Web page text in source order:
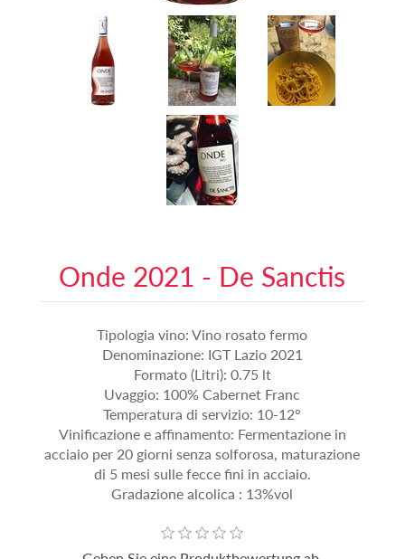
Onde 2021 - De Sanctis
Tipologia vino: Vino rosato fermo
Denominazione: IGT Lazio 2021
Formato (Litri): 0.75 lt
Uvaggio: 100% Cabernet Franc
Temperatura di servizio: 10-12°
Vinificazione e affinamento: Fermentazione in
acciaio per 20 giorni senza solforosa, maturazione
di 5 mesi sulle fecce fini in acciaio.
Gradazione alcolica : 13%vol